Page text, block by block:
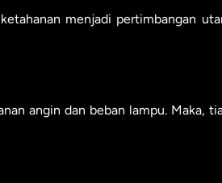
menjadi pertimbangan
angin dan beban lampu. Maka,